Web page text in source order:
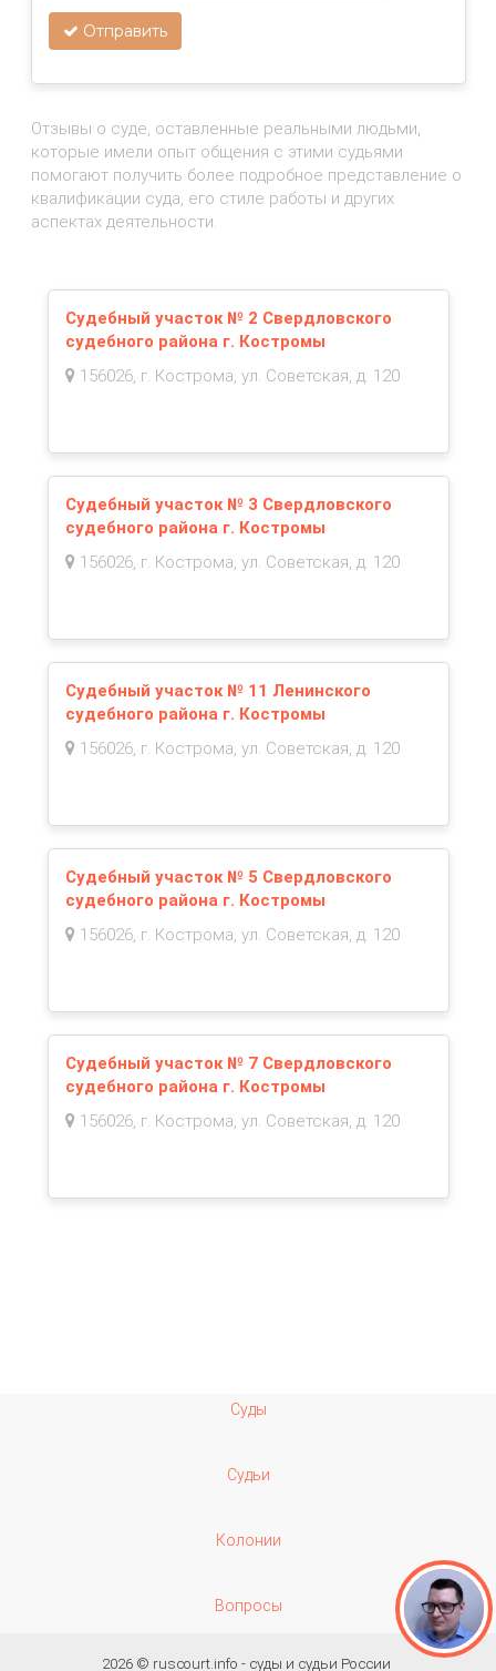
Отправить
Отзывы о суде, оставленные реальными людьми,
которые имели опыт общения с этими судьями
помогают получить более подробное представление о
квалификации суда, его стиле работы и других
аспектах деятельности.
Судебный участок № 2 Свердловского
судебного района г. Костромы
156026, г. Кострома, ул. Советская, д. 120
Судебный участок № 3 Свердловского
судебного района г. Костромы
156026, г. Кострома, ул. Советская, д. 120
Судебный участок № 11 Ленинского
судебного района г. Костромы
156026, г. Кострома, ул. Советская, д. 120
Судебный участок № 5 Свердловского
судебного района г. Костромы
156026, г. Кострома, ул. Советская, д. 120
Судебный участок № 7 Свердловского
судебного района г. Костромы
156026, г. Кострома, ул. Советская, д. 120
Суды
Судьи
Колонии
Вопросы
2026 © ruscourt.info - суды и судьи России